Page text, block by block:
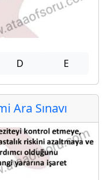
D E
Ara Sınavı